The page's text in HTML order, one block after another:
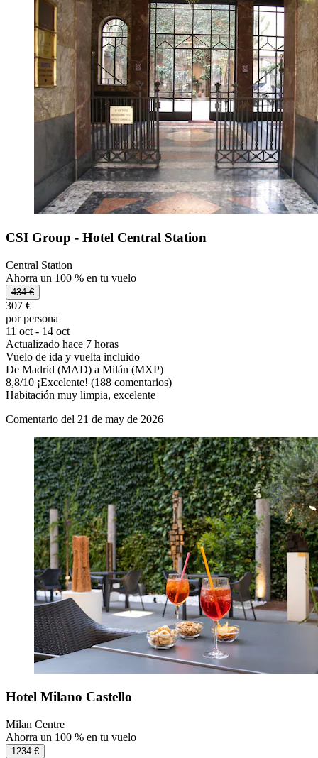
CSI Group - Hotel Central Station
Central Station
Ahorra un 100 % en tu vuelo
434 €
307 €
por persona
11 oct - 14 oct
Actualizado hace 7 horas
Vuelo de ida y vuelta incluido
De Madrid (MAD) a Milán (MXP)
8,8/10 ¡Excelente! (188 comentarios)
Habitación muy limpia, excelente
Comentario del 21 de may de 2026
Hotel Milano Castello
Milan Centre
Ahorra un 100 % en tu vuelo
1234 €